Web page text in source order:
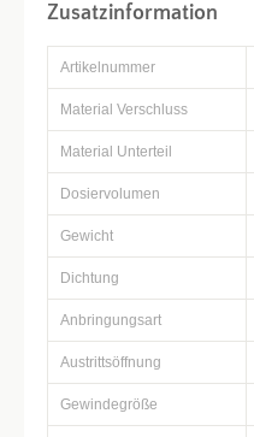
Zusatzinformation
Artikelnummer
Material Verschluss
Material Unterteil
Dosiervolumen
Gewicht
Dichtung
Anbringungsart
Austrittsöffnung
Gewindegröße